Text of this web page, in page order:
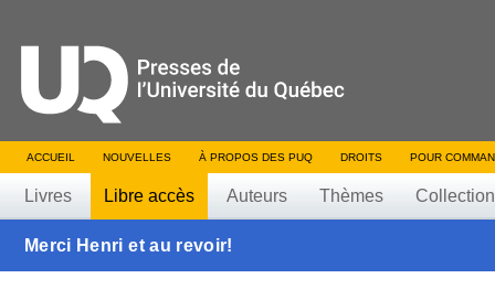
ACCUEIL NOUVELLES À PROPOS DES PUQ DROITS POUR
Livres Libre accès Auteurs Thèmes
Merci Henri et au revoir!